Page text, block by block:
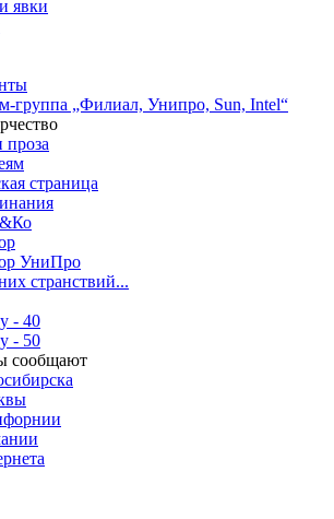
явки
группа „Филиал, Унипро, Sun, Intel“
страница
УниПро
странствий...
- 40
- 50
сообщают